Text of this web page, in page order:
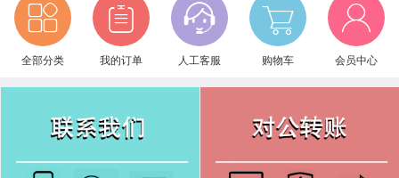
全部分类 我的订单 人工客服 购物车 会员中心